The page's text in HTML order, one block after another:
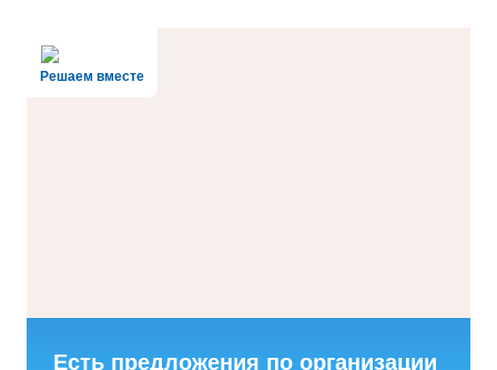
Решаем вместе
Есть предложения по организации